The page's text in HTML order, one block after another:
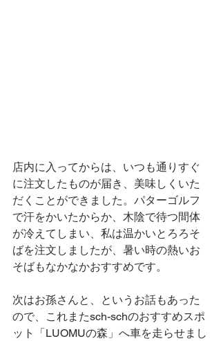
店内に入ってからは、いつも通りすぐ
に注文したものが届き、美味しくいた
だくことができました。パターゴルフ
で汗をかいたからか、木陰で待つ間体
が冷えてしまい、私は温かいとろろそ
ばを注文しましたが、暑い時の熱いお
そばもなかなかおすすめです。
次はお孫さんと、というお話もあった
ので、これまたsch-schのおすすめスポ
ット「LUOMUの森」へ車を走らせまし